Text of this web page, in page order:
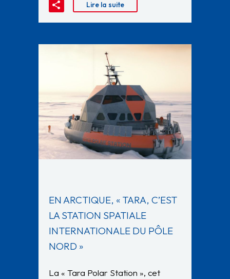
Lire la suite
EN ARCTIQUE, « TARA, C’EST
LA STATION SPATIALE
INTERNATIONALE DU PÔLE
NORD »
La « Tara Polar Station », cet